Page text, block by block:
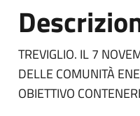
TREVIGLIO. IL 7
DELLE COMUNITÀ
OBIETTIVO